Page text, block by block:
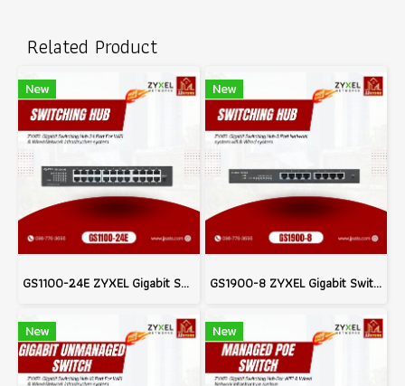
Related Product
New
GS1100-24E ZYXEL Gigabit Switching Hub 24 Port For WiFi & Wired Network infrastructure system
New
GS1900-8 ZYXEL Gigabit Switching Hub 8 Port Network system wifi & Wired system
New New